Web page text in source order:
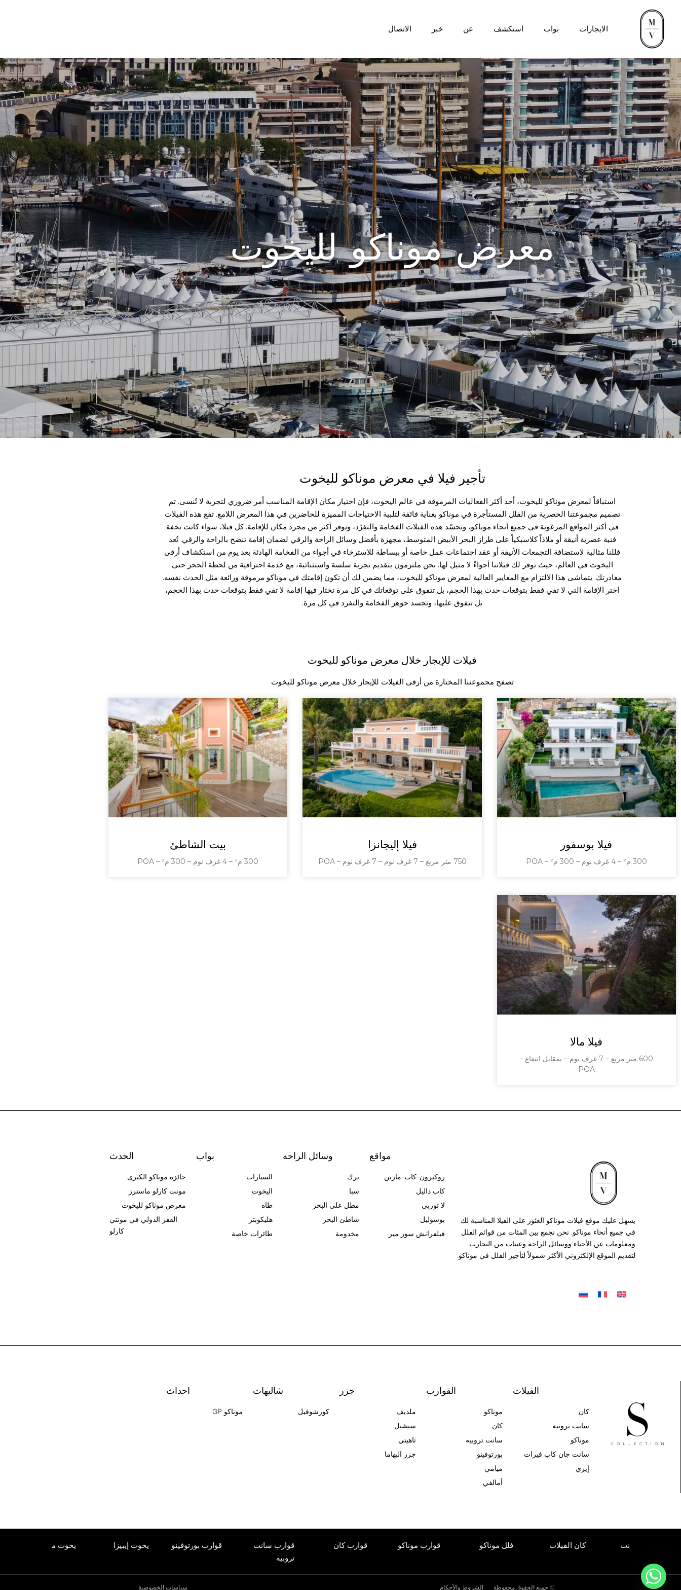
الايجارات بواب استكشف عن خبر الاتصال
معرض موناكو لليخوت
تأجير فيلا في معرض موناكو لليخوت
استباقاً لمعرض موناكو لليخوت، أحد أكثر الفعاليات المرموقة في عالم اليخوت، فإن اختيار مكان الإقامة المناسب أمر ضروري لتجربة لا تُنسى. تم
تصميم مجموعتنا الحصرية من الفلل المستأجرة في موناكو بعناية فائقة لتلبية الاحتياجات المميزة للحاضرين في هذا المعرض اللامع. تقع هذه الفيلات
في أكثر المواقع المرغوبة في جميع أنحاء موناكو، وتجسّد هذه الفيلات الفخامة والتفرّد، وتوفر أكثر من مجرد مكان للإقامة. كل فيلا، سواء كانت تحفة
فنية عصرية أنيقة أو ملاذاً كلاسيكياً على طراز البحر الأبيض المتوسط، مجهزة بأفضل وسائل الراحة والرقي لضمان إقامة تنضح بالراحة والرقي. تُعد
فللنا مثالية لاستضافة التجمعات الأنيقة أو عقد اجتماعات عمل خاصة أو ببساطة للاسترخاء في أجواء من الفخامة الهادئة بعد يوم من استكشاف أرقى
اليخوت في العالم، حيث توفر لك فيلاتنا أجواءً لا مثيل لها. نحن ملتزمون بتقديم تجربة سلسة واستثنائية، مع خدمة احترافية من لحظة الحجز حتى
مغادرتك. يتماشى هذا الالتزام مع المعايير العالية لمعرض موناكو لليخوت، مما يضمن لك أن تكون إقامتك في موناكو مرموقة ورائعة مثل الحدث نفسه.
اختر الإقامة التي لا تفي فقط بتوقعات حدث بهذا الحجم، بل تتفوق على توقعاتك في كل مرة تختار فيها إقامة لا تفي فقط بتوقعات حدث بهذا الحجم،
بل تتفوق عليها، وتجسد جوهر الفخامة والتفرد في كل مرة.
فيلات للإيجار خلال معرض موناكو لليخوت
تصفح مجموعتنا المختارة من أرقى الفيلات للإيجار خلال معرض موناكو لليخوت
فيلا بوسفور
300 م² – 4 غرف نوم – 300 م² – POA
فيلا إليجانزا
750 متر مربع – 7 غرف نوم – 7 غرف نوم – POA
بيت الشاطئ
300 م² – 4 غرف نوم – 300 م² – POA
فيلا مالا
600 متر مربع – 7 غرف نوم – بمقابل انتفاع –
POA
يسهل عليك موقع فيلات موناكو العثور على الفيلا المناسبة لك
في جميع أنحاء موناكو. نحن نجمع بين المئات من قوائم الفلل
ومعلومات عن الأحياء ووسائل الراحة وعينات من التجارب
لتقديم الموقع الإلكتروني الأكثر شمولاً لتأجير الفلل في موناكو.
مواقع
روكبرون-كاب-مارتن
كاب داليل
لا توربي
بوسوليل
فيلفرانش سور مير
وسائل الراحه
برك
سبا
مطل على البحر
شاطئ البحر
مخدومة
بواب
السيارات
اليخوت
طاه
هليكوبتر
طائرات خاصة
الحدث
جائزة موناكو الكبرى
مونت كارلو ماسترز
معرض موناكو لليخوت
القفز الدولي في مونتي
كارلو
الفيلات
كان
سانت تروبيه
موناكو
سانت جان كاب فيرات
إيزي
القوارب
موناكو
كان
سانت تروبيه
بورتوفينو
ميامي
أمالفي
جزر
ملديف
سيشيل
تاهيتي
جزر البهاما
شاليهات
كورشوفيل
احداث
موناكو GP
كان الفيلات فلل موناكو قوارب موناكو قوارب كان
قوارب سانت
تروبيه
قوارب بورتوفينو يخوت إيبيزا يخوت ميامي
© جميع الحقوق محفوظة الشروط والأحكام سياسات الخصوصية